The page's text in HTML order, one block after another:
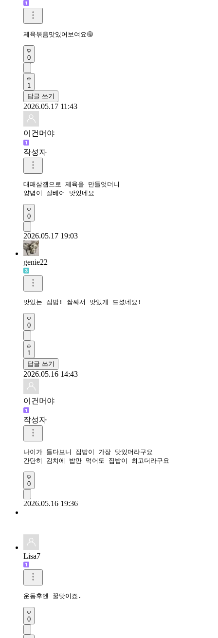
제육볶음맛있어보여요🤤
0
1
답글 쓰기
2026.05.17 11:43
이건머야
작성자
대패삼곕으로 제육을 만들엇더니
양념이 잘베어 맛있네요
0
2026.05.17 19:03
genie22
맛있는 집밥! 쌈싸서 맛있게 드셨네요!
0
1
답글 쓰기
2026.05.16 14:43
이건머야
작성자
나이가 들다보니 집밥이 가장 맛있더라구요
간단히 김치에 밥만 먹어도 집밥이 최고더라구요
0
2026.05.16 19:36
Lisa7
운동후엔 꿀맛이죠.
0